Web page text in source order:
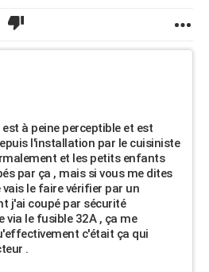
à peine perceptible et est
l'installation par le cuisiniste
et les petits enfants
par ça , mais si vous me dites
vais le faire vérifier par un
j'ai coupé par sécurité
le fusible 32A , ça me
c'était ça qui
.